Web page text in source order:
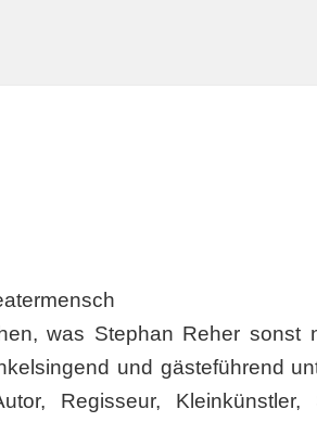
was Stephan Reher sonst
und gästeführend
Regisseur, Kleinkünstler,